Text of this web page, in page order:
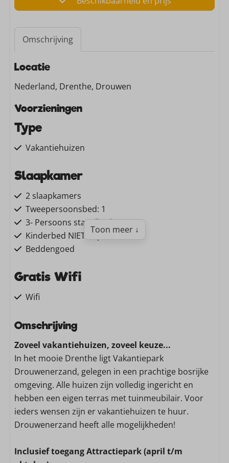
Omschrijving
Locatie
Nederland, Drenthe, Drouwen
Voorzieningen
Type
Vakantiehuizen
Slaapkamer
2 slaapkamers
Tweepersoonsbed: 1
3- Persoons stapelbed: 1
Kinderbed NIET te plaatsen
Beddengoed
Gratis Wifi
Wifi
Familie/Kinderen
Kinderstoel
Wassen en drogen
Stofzuiger
Wasmachine
Vaatwasser
Toon meer ↓
Omschrijving
Zoveel vakantiehuizen, zoveel keuze...
In het mooie Drenthe ligt Vakantiepark
Drouwenerzand, gelegen in een prachtige bosrijke
omgeving. Alle huizen zijn volledig ingericht en
hebben een eigen terras met tuinmeubilair. Voor
ieders wensen zijn er vakantiehuizen te huur.
Drouwenerzand heeft alle mogelijkheden!
Inclusief toegang Attractiepark (april t/m